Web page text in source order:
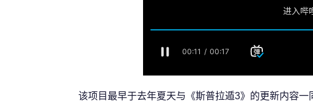
该项目最早于去年夏天与《斯普拉遁3》的更新内容